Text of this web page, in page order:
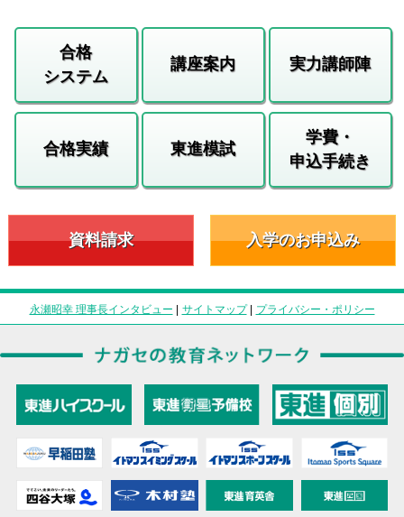
合格
システム
講座案内 実力講師陣
合格実績 東進模試
学費・
申込手続き
資料請求 入学のお申込み
永瀬昭幸 理事長インタビュー | サイトマップ| プライバシー・ポリシー